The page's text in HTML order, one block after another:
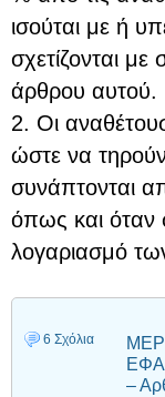
ισούται με ή
σχετίζονται
άρθρου αυτού.
2. Οι
ώστε να
συνάπτονται
όπως και όταν
λογαριασμό
6 Σχόλια
–